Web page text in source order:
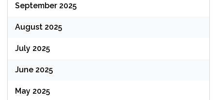
September 2025
August 2025
July 2025
June 2025
May 2025